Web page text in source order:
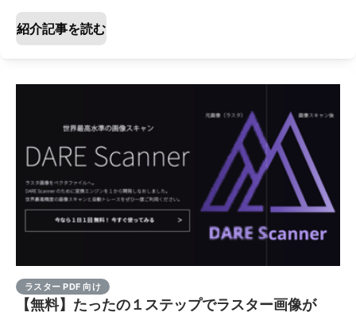
紹介記事を読む
ラスター PDF 向け
【無料】たったの１ステップでラスター画像が